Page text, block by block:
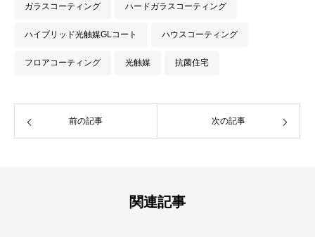
ガラスコーティング ハードガラスコーティング
ハイブリッド光触媒GLコート ハウスコーティング
フロアコーティング 光触媒 抗菌住宅
前の記事 次の記事
関連記事